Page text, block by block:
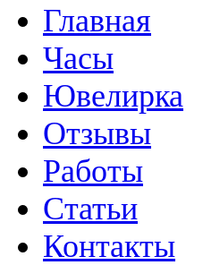
Главная
Часы
Ювелирка
Отзывы
Работы
Статьи
Контакты